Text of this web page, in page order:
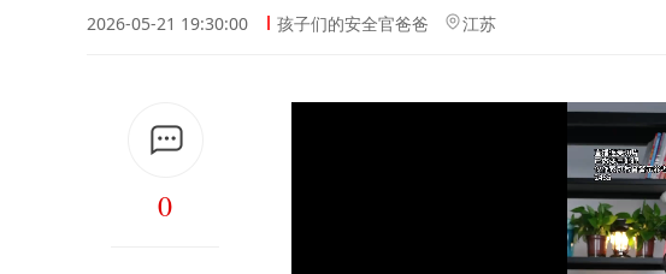
2026-05-21 19:30:00 孩子们的安全官爸爸 江苏
0